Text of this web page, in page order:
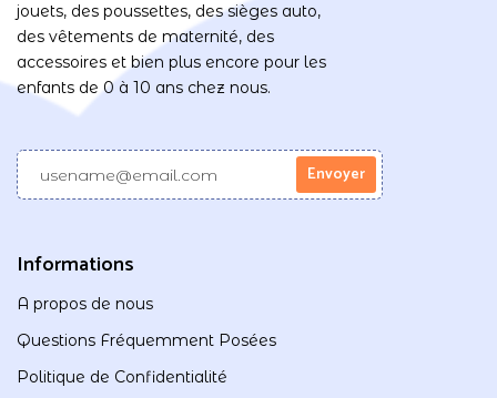
jouets, des poussettes, des sièges auto,
des vêtements de maternité, des
accessoires et bien plus encore pour les
enfants de 0 à 10 ans chez nous.
Informations
A propos de nous
Questions Fréquemment Posées
Politique de Confidentialité